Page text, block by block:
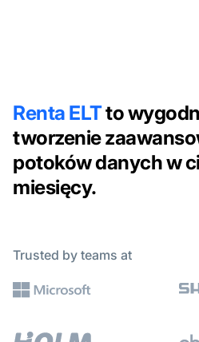
Renta ELTto
tworzenie
potoków danych w
miesięcy.
Trusted by teams at